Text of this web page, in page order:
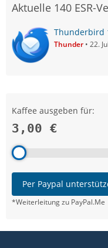
Aktuelle 140 ESR-
Thunderbird
Thunder 22.
Kaffee ausgeben für:
3,00 €
Per Paypal
*Weiterleitung zu PayPal.Me